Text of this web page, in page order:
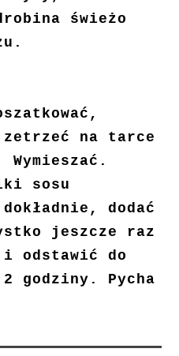
świeżo
zetrzeć na tarce
sosu
dodać
jeszcze raz
i odstawić do
godziny. Pycha